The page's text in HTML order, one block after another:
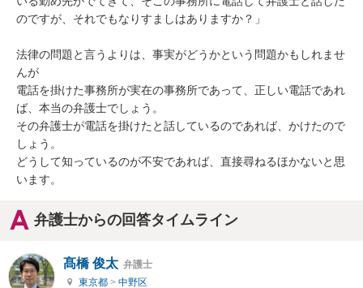
のですが、それでもなりすましはありますか？」
法律の問題と言うよりは、事実がどうかという問題かもしれませ
んが
電話を掛けた事務所が実在の事務所であって、正しい電話であれ
ば、本当の弁護士でしょう。
その弁護士が電話を掛けたと話しているのであれば、かけたので
しょう。
どうして知っているのが不安であれば、直接尋ねるほかないと思
います。
弁護士からの回答タイムライン
髙橋 俊太 弁護士
東京都 > 中野区